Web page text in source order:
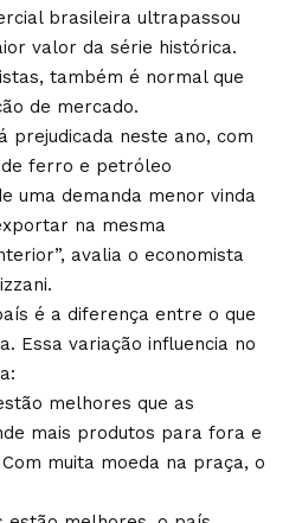
brasileira ultrapassou
valor da série histórica.
também é normal que
de mercado.
prejudicada neste ano, com
ferro e petróleo
uma demanda menor vinda
na mesma
avalia o economista
é a diferença entre o que
Essa variação influencia no
melhores que as
mais produtos para fora e
muita moeda na praça, o